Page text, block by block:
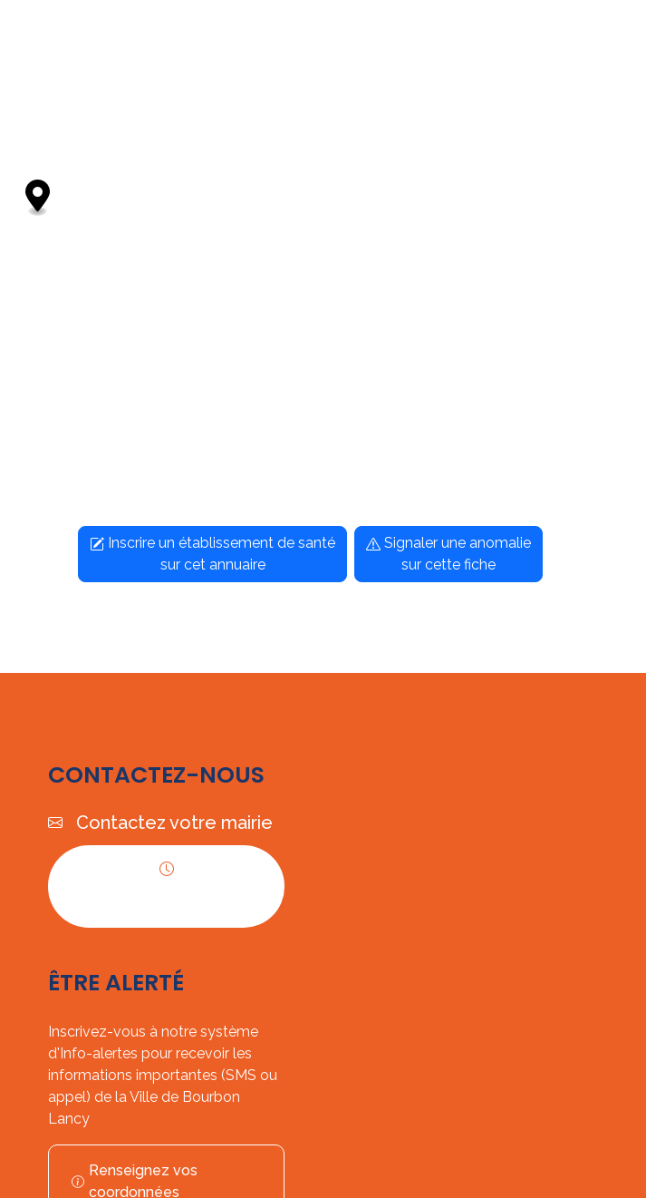
Inscrire un établissement de santé
sur cet annuaire
Signaler une anomalie
sur cette fiche
CONTACTEZ-NOUS
Contactez votre mairie
ÊTRE ALERTÉ
Inscrivez-vous à notre système
d'Info-alertes pour recevoir les
informations importantes (SMS ou
appel) de la Ville de Bourbon
Lancy
Renseignez vos
coordonnées